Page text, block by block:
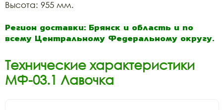
Высота: 955 мм.
Регион доставки: Брянск и область и по
всему Центральному Федеральному округу.
Технические характеристики
МФ-03.1 Лавочка